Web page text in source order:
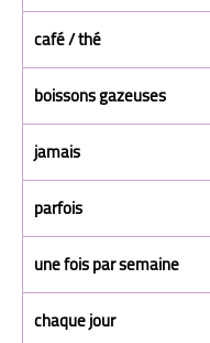
café / thé
boissons gazeuses
jamais
parfois
une fois par semaine
chaque jour